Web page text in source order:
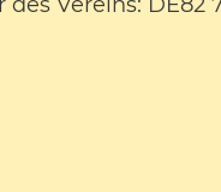
Vereins: DE82